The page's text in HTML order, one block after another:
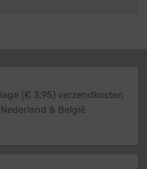
(€ 3,95) verzendkosten
& België